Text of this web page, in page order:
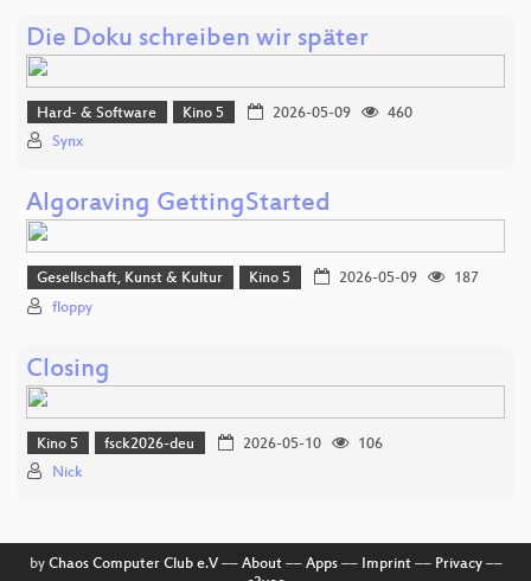
Die Doku schreiben wir später
Hard- & Software Kino 5 2026-05-09
460
Synx
Algoraving GettingStarted
Gesellschaft, Kunst & Kultur Kino 5 2026-05-09
187
floppy
Closing
Kino 5 fsck2026-deu 2026-05-10
106
Nick
by Chaos Computer Club e.V–– About–– Apps–– Imprint–– Privacy––